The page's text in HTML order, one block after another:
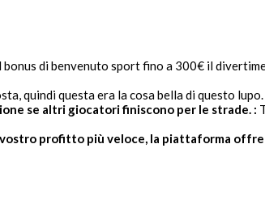
di benvenuto sport fino a 300€ il
quindi questa era la cosa bella di questo lupo.
se altri giocatori finiscono per le strade. :
profitto più veloce, la piattaforma offre